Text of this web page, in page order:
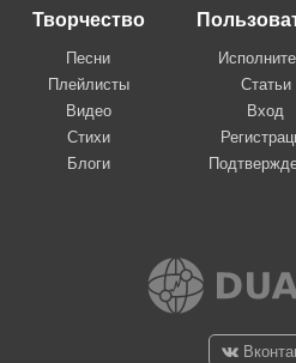
Творчество
Песни
Плейлисты
Видео
Стихи
Блоги
Статьи
Вход